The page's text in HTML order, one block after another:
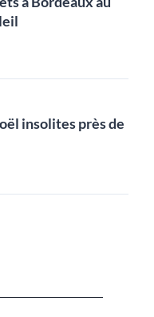
insolites près de